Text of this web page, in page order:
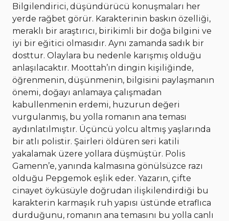
Bilgilendirici, düşündürücü konuşmaları her
yerde rağbet görür. Karakterinin baskın özelliği,
meraklı bir araştırıcı, birikimli bir doğa bilgini ve
iyi bir eğitici olmasıdır. Aynı zamanda sadık bir
dosttur. Olaylara bu nedenle karışmış olduğu
anlaşılacaktır. Moottah’ın dingin kişiliğinde,
öğrenmenin, düşünmenin, bilgisini paylaşmanın
önemi, doğayı anlamaya çalışmadan
kabullenmenin erdemi, huzurun değeri
vurgulanmış, bu yolla romanın ana teması
aydınlatılmıştır. Üçüncü yolcu altmış yaşlarında
bir atlı polistir. Şairleri öldüren seri katili
yakalamak üzere yollara düşmüştür. Polis
Gamenn’e, yanında kalmasına gönülsüzce razı
olduğu Pepgemok eşlik eder. Yazarın, çifte
cinayet öyküsüyle doğrudan ilişkilendirdiği bu
karakterin karmaşık ruh yapısı üstünde etraflıca
durduğunu, romanın ana temasını bu yolla canlı